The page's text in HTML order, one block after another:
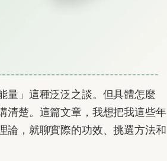
量」這種泛泛之談。但具體怎麼
清楚。這篇文章，我想把我這些年
論，就聊實際的功效、挑選方法和